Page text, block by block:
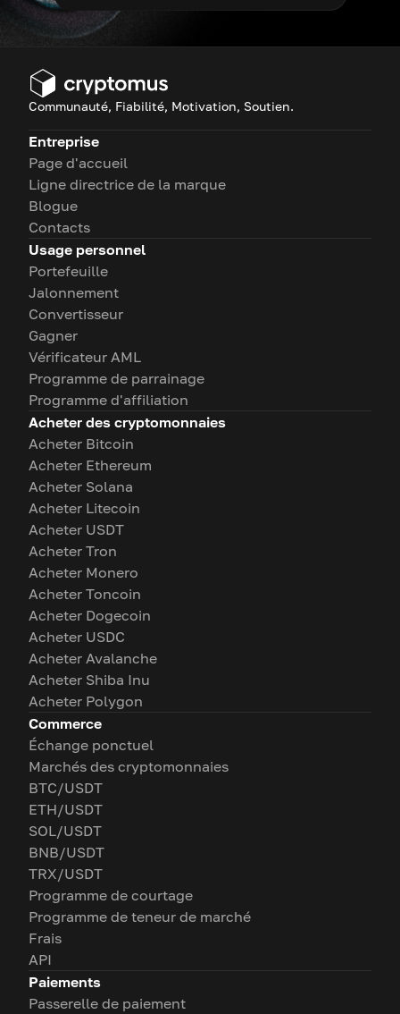
Communauté, Fiabilité, Motivation, Soutien.
Entreprise
Page d'accueil
Ligne directrice de la marque
Blogue
Contacts
Usage personnel
Portefeuille
Jalonnement
Convertisseur
Gagner
Vérificateur AML
Programme de parrainage
Programme d'affiliation
Acheter des cryptomonnaies
Acheter Bitcoin
Acheter Ethereum
Acheter Solana
Acheter Litecoin
Acheter USDT
Acheter Tron
Acheter Monero
Acheter Toncoin
Acheter Dogecoin
Acheter USDC
Acheter Avalanche
Acheter Shiba Inu
Acheter Polygon
Commerce
Échange ponctuel
Marchés des cryptomonnaies
BTC/USDT
ETH/USDT
SOL/USDT
BNB/USDT
TRX/USDT
Programme de courtage
Programme de teneur de marché
Frais
API
Paiements
Passerelle de paiement